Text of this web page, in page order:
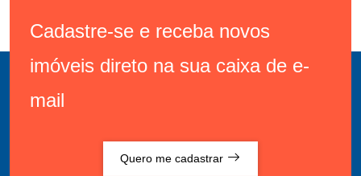
Cadastre-se e receba novos
imóveis direto na sua caixa de e-
mail
Quero me cadastrar